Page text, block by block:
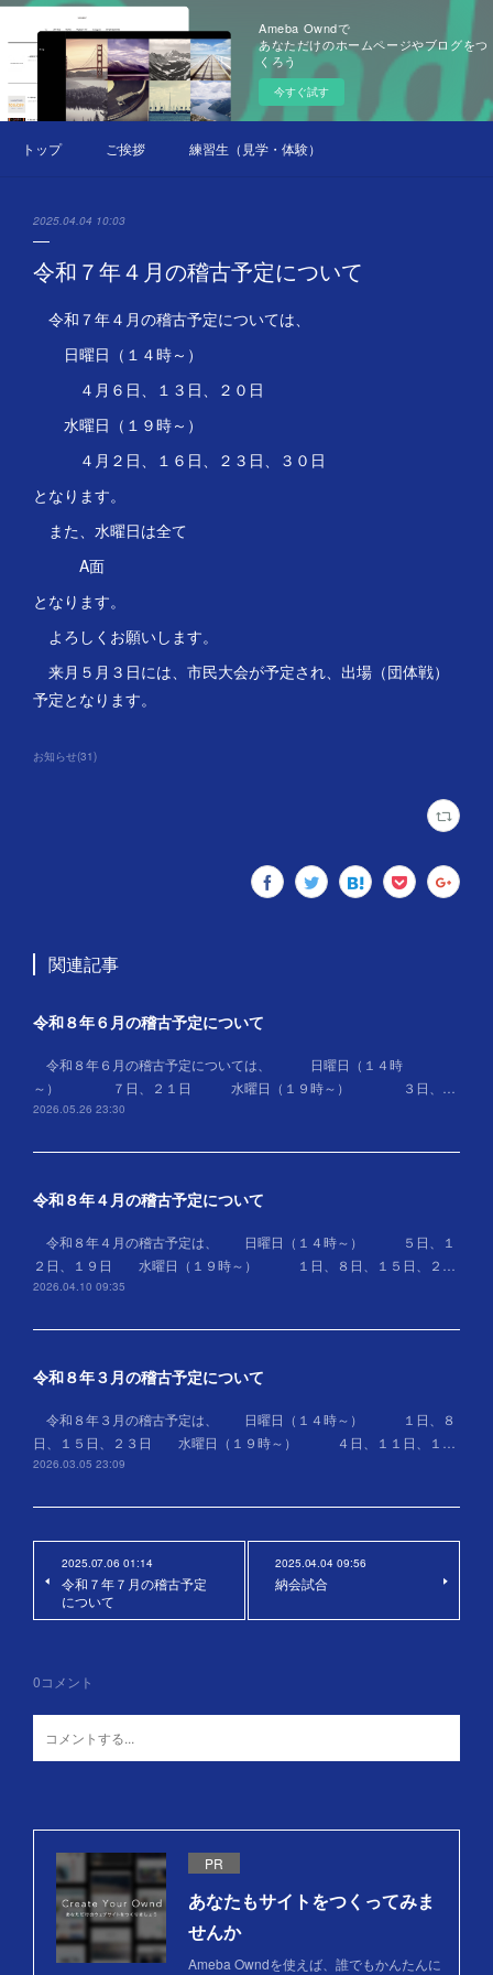
Ameba Owndで
あなただけのホームページやブログをつ
くろう
今すぐ試す
トップ ご挨拶 練習生（見学・体験）募集中
2025.04.04 10:03
令和７年４月の稽古予定について
令和７年４月の稽古予定については、
日曜日（１４時～）
４月６日、１３日、２０日
水曜日（１９時～）
４月２日、１６日、２３日、３０日
となります。
また、水曜日は全て
A面
となります。
よろしくお願いします。
来月５月３日には、市民大会が予定され、出場（団体戦）
予定となります。
お知らせ(31)
関連記事
令和８年６月の稽古予定について
令和８年６月の稽古予定については、 日曜日（１４時
～） ７日、２１日 水曜日（１９時～） ３日、…
2026.05.26 23:30
令和８年４月の稽古予定について
令和８年４月の稽古予定は、 日曜日（１４時～） ５日、１
２日、１９日 水曜日（１９時～） １日、８日、１５日、２…
2026.04.10 09:35
令和８年３月の稽古予定について
令和８年３月の稽古予定は、 日曜日（１４時～） １日、８
日、１５日、２３日 水曜日（１９時～） ４日、１１日、１…
2026.03.05 23:09
2025.07.06 01:14
令和７年７月の稽古予定
について
2025.04.04 09:56
納会試合
0コメント
PR
あなたもサイトをつくってみま
せんか
Ameba Owndを使えば、誰でもかんたんに